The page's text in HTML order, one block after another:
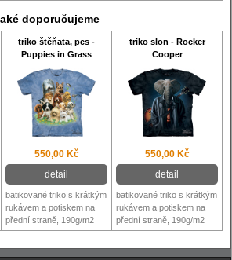
doporučujeme
triko štěňata, pes -
Puppies in Grass
triko slon - Rocker
Cooper
550,00 Kč
detail
550,00 Kč
detail
batikované triko s krátkým
rukávem a potiskem na
přední straně, 190g/m2
batikované triko s krátkým
rukávem a potiskem na
přední straně, 190g/m2